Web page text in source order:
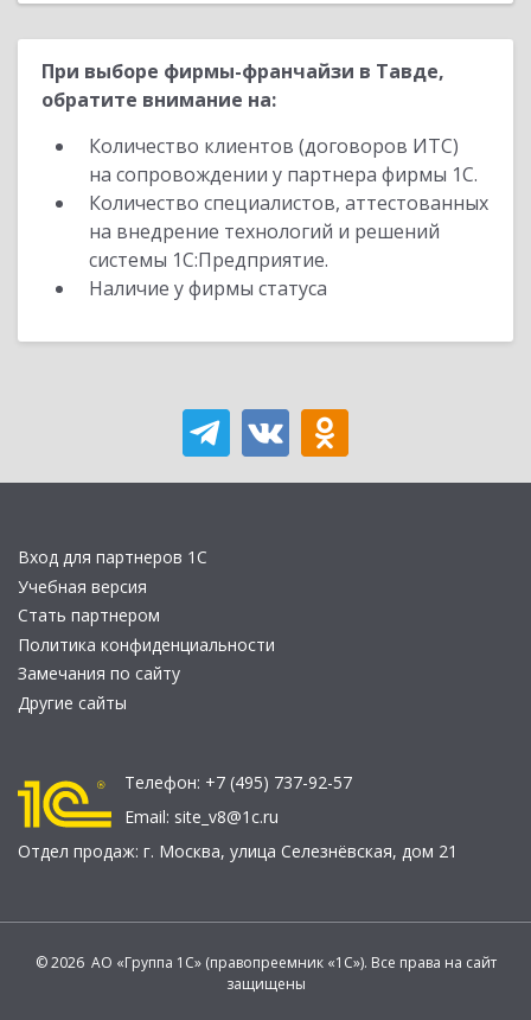
При выборе фирмы-франчайзи в Тавде,
обратите внимание на:
Количество клиентов (договоров ИТС)
на сопровождении у партнера фирмы 1С.
Количество специалистов, аттестованных
на внедрение технологий и решений
системы 1С:Предприятие.
Наличие у фирмы статуса
Вход для партнеров 1С
Учебная версия
Стать партнером
Политика конфиденциальности
Замечания по сайту
Другие сайты
Телефон: +7 (495) 737-92-57
Email: site_v8@1c.ru
Отдел продаж: г. Москва, улица Селезнёвская, дом 21
© 2026 АО «Группа 1С» (правопреемник «1С»). Все права на сайт
защищены